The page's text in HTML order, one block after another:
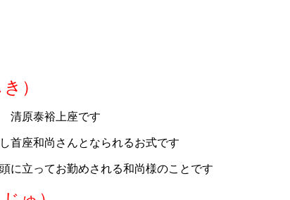
）
原泰裕上座です
座和尚さんとなられるお式です
立ってお勤めされる和尚様のことです